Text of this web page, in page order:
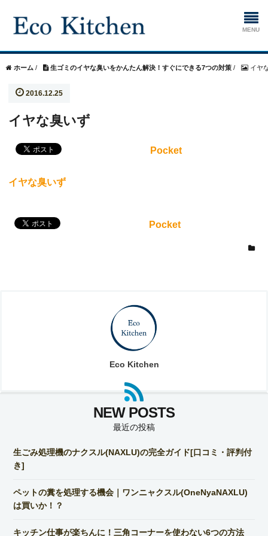
ホーム
ホーム / 生ゴミのイヤな臭いをかんたん解決！すぐにできる7つの対策 / イヤ
2016.12.25
イヤな臭いず
Pocket
イヤな臭いず
Pocket
Eco Kitchen
最近の投稿
生ごみ処理機のナクスル(NAXLU)の完全ガイド[口コミ・評判付
き]
ペットの糞を処理する機会｜ワンニャクスル(OneNyaNAXLU)
は買いか！？
キッチン仕事が楽ちんに！三角コーナーを使わない6つの方法